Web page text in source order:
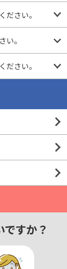
ださい。
い。
ださい。
ですか？